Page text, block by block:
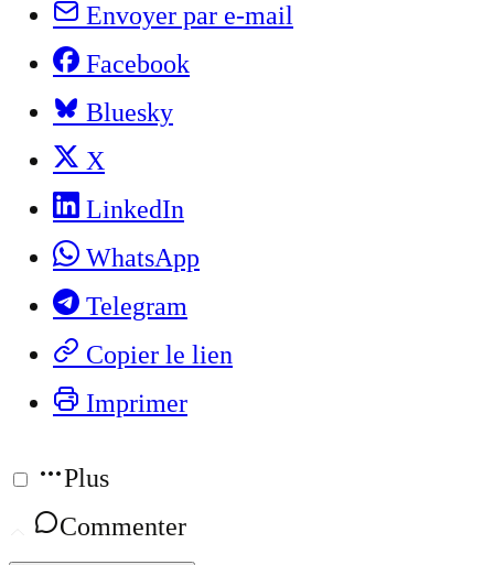
Envoyer par e-mail
Facebook
Bluesky
X
LinkedIn
WhatsApp
Telegram
Copier le lien
Imprimer
Plus
Commenter